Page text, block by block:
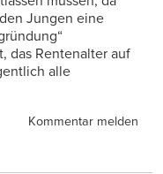
Jungen eine
das Rentenalter auf
alle
Kommentar melden